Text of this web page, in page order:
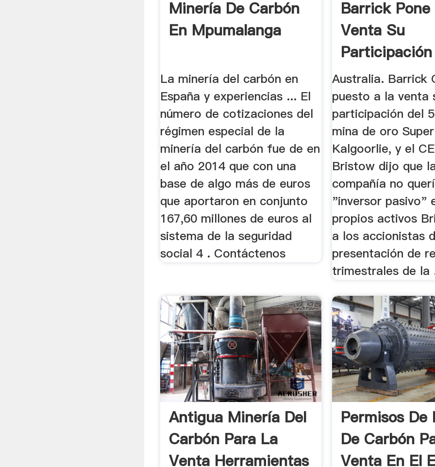
Minería De Carbón
En Mpumalanga
La minería del carbón en
España y experiencias ... El
número de cotizaciones del
régimen especial de la
minería del carbón fue de en
el año 2014 que con una
base de algo más de euros
que aportaron en conjunto
167,60 millones de euros al
sistema de la seguridad
social 4 . Contáctenos
Barrick
Venta Su
Mina Super
Australia. Barrick
puesto a la venta
participación del
mina de oro
Kalgoorlie, y el
Bristow dijo que
compañía no
"inversor pasivo"
propios activos
a los accionistas
presentación de
trimestrales de la
Antigua Minería Del
Carbón Para La
Venta Herramientas
Permisos De
De Carbón
Venta En El